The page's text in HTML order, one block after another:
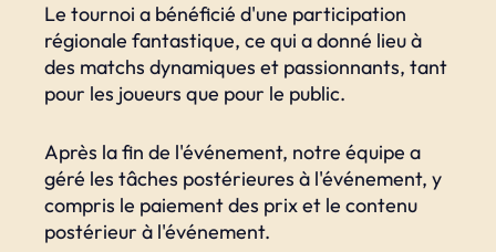
Le tournoi a bénéficié d'une participation
régionale fantastique, ce qui a donné lieu à
des matchs dynamiques et passionnants, tant
pour les joueurs que pour le public.
Après la fin de l'événement, notre équipe a
géré les tâches postérieures à l'événement, y
compris le paiement des prix et le contenu
postérieur à l'événement.